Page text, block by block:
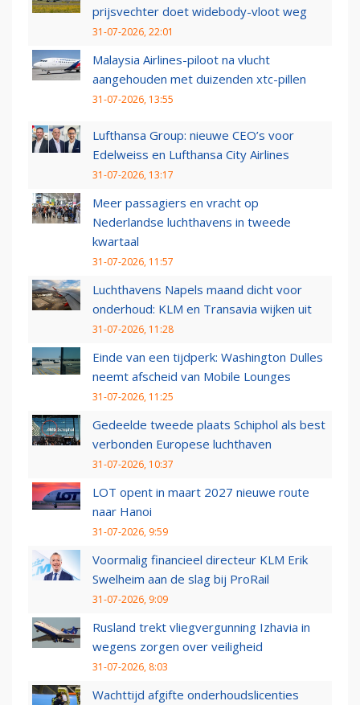
prijsvechter doet widebody-vloot weg
31-07-2026, 22:01
Malaysia Airlines-piloot na vlucht
aangehouden met duizenden xtc-pillen
31-07-2026, 13:55
Lufthansa Group: nieuwe CEO’s voor
Edelweiss en Lufthansa City Airlines
31-07-2026, 13:17
Meer passagiers en vracht op
Nederlandse luchthavens in tweede
kwartaal
31-07-2026, 11:57
Luchthavens Napels maand dicht voor
onderhoud: KLM en Transavia wijken uit
31-07-2026, 11:28
Einde van een tijdperk: Washington Dulles
neemt afscheid van Mobile Lounges
31-07-2026, 11:25
Gedeelde tweede plaats Schiphol als best
verbonden Europese luchthaven
31-07-2026, 10:37
LOT opent in maart 2027 nieuwe route
naar Hanoi
31-07-2026, 9:59
Voormalig financieel directeur KLM Erik
Swelheim aan de slag bij ProRail
31-07-2026, 9:09
Rusland trekt vliegvergunning Izhavia in
wegens zorgen over veiligheid
31-07-2026, 8:03
Wachttijd afgifte onderhoudslicenties